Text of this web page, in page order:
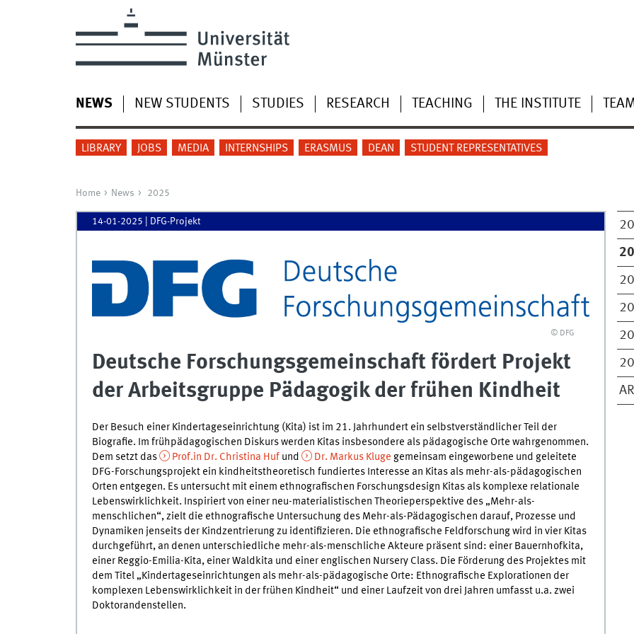
NEWS NEW STUDENTS STUDIES RESEARCH TEACHING THE INSTITUTE
LIBRARY JOBS MEDIA INTERNSHIPS ERASMUS DEAN STUDENT REPRESENTATIVES
Home News 2025
14-01-2025 | DFG-Projekt
© DFG
Deutsche Forschungsgemeinschaft fördert Projekt
der Arbeitsgruppe Pädagogik der frühen Kindheit
Der Besuch einer Kindertageseinrichtung (Kita) ist im 21. Jahrhundert ein selbstverständlicher Teil der
Biografie. Im frühpädagogischen Diskurs werden Kitas insbesondere als pädagogische Orte wahrgenommen.
Dem setzt das
Prof.in Dr. Christina Hufund Dr. Markus Kluge gemeinsam eingeworbene und geleitete
DFG-Forschungsprojekt ein kindheitstheoretisch fundiertes Interesse an Kitas als mehr-als-pädagogischen
Orten entgegen. Es untersucht mit einem ethnografischen Forschungsdesign Kitas als komplexe relationale
Lebenswirklichkeit. Inspiriert von einer neu-materialistischen Theorieperspektive des „Mehr-als-
menschlichen“, zielt die ethnografische Untersuchung des Mehr-als-Pädagogischen darauf, Prozesse und
Dynamiken jenseits der Kindzentrierung zu identifizieren. Die ethnografische Feldforschung wird in vier Kitas
durchgeführt, an denen unterschiedliche mehr-als-menschliche Akteure präsent sind: einer Bauernhofkita,
einer Reggio-Emilia-Kita, einer Waldkita und einer englischen Nursery Class. Die Förderung des Projektes mit
dem Titel „Kindertageseinrichtungen als mehr-als-pädagogische Orte: Ethnografische Explorationen der
komplexen Lebenswirklichkeit in der frühen Kindheit“ und einer Laufzeit von drei Jahren umfasst u.a. zwei
Doktorandenstellen.